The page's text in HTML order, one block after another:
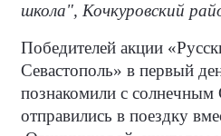
школа", Кочкуровский
Победителей акции
Севастополь» в первый
познакомили с солнечным
отправились в поездку